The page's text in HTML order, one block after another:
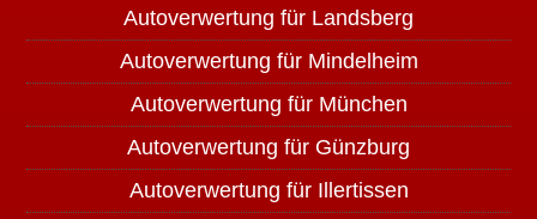
Autoverwertung für Landsberg
Autoverwertung für Mindelheim
Autoverwertung für München
Autoverwertung für Günzburg
Autoverwertung für Illertissen